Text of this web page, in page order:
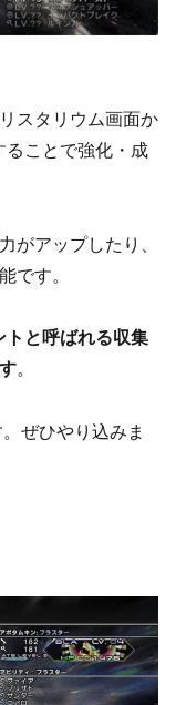
スタリウム画面か
ることで強化・成
がアップしたり、
です。
と呼ばれる収集
。
ぜひやり込みま